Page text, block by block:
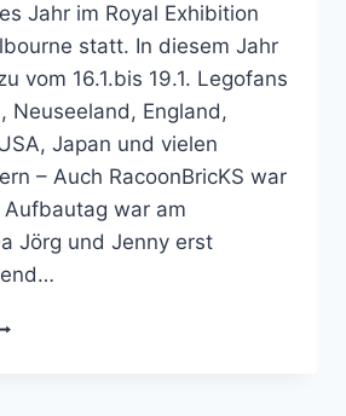
Jahr im Royal Exhibition
statt. In diesem Jahr
vom 16.1.bis 19.1. Legofans
Neuseeland, England,
Japan und vielen
– Auch RacoonBricKS war
Aufbautag war am
Jörg und Jenny erst